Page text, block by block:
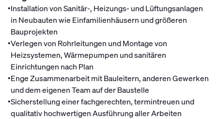
•Installation von Sanitär-, Heizungs- und Lüftungsanlagen
in Neubauten wie Einfamilienhäusern und größeren
Bauprojekten
•Verlegen von Rohrleitungen und Montage von
Heizsystemen, Wärmepumpen und sanitären
Einrichtungen nach Plan
•Enge Zusammenarbeit mit Bauleitern, anderen Gewerken
und dem eigenen Team auf der Baustelle
•Sicherstellung einer fachgerechten, termintreuen und
qualitativ hochwertigen Ausführung aller Arbeiten